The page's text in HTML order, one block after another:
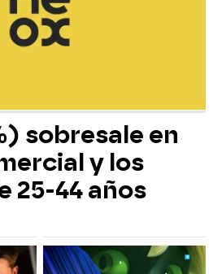
sobresale en
y los
25-44 años